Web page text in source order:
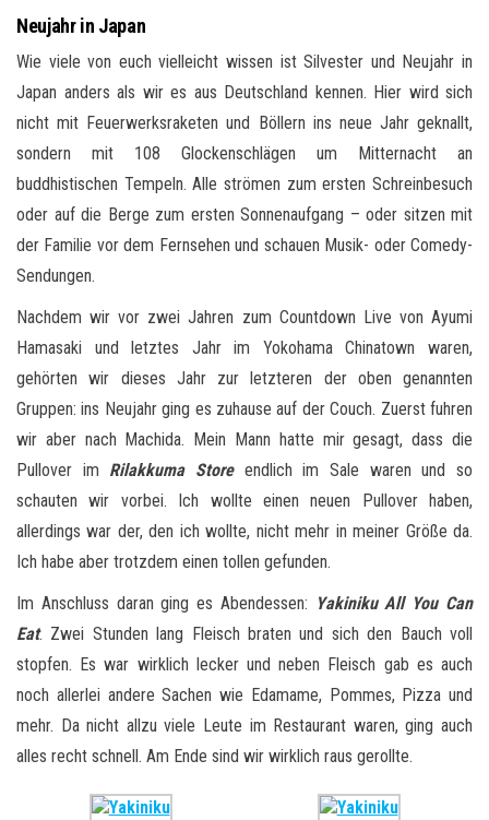
Neujahr in Japan
Wie viele von euch vielleicht wissen ist Silvester und Neujahr in
Japan anders als wir es aus Deutschland kennen. Hier wird sich
nicht mit Feuerwerksraketen und Böllern ins neue Jahr geknallt,
sondern mit 108 Glockenschlägen um Mitternacht an
buddhistischen Tempeln. Alle strömen zum ersten Schreinbesuch
oder auf die Berge zum ersten Sonnenaufgang – oder sitzen mit
der Familie vor dem Fernsehen und schauen Musik- oder Comedy-
Sendungen.
Nachdem wir vor zwei Jahren zum Countdown Live von Ayumi
Hamasaki und letztes Jahr im Yokohama Chinatown waren,
gehörten wir dieses Jahr zur letzteren der oben genannten
Gruppen: ins Neujahr ging es zuhause auf der Couch. Zuerst fuhren
wir aber nach Machida. Mein Mann hatte mir gesagt, dass die
Pullover im Rilakkuma Storeendlich im Sale waren und so
schauten wir vorbei. Ich wollte einen neuen Pullover haben,
allerdings war der, den ich wollte, nicht mehr in meiner Größe da.
Ich habe aber trotzdem einen tollen gefunden.
Im Anschluss daran ging es Abendessen: Yakiniku All You Can
Eat. Zwei Stunden lang Fleisch braten und sich den Bauch voll
stopfen. Es war wirklich lecker und neben Fleisch gab es auch
noch allerlei andere Sachen wie Edamame, Pommes, Pizza und
mehr. Da nicht allzu viele Leute im Restaurant waren, ging auch
alles recht schnell. Am Ende sind wir wirklich raus gerollte.